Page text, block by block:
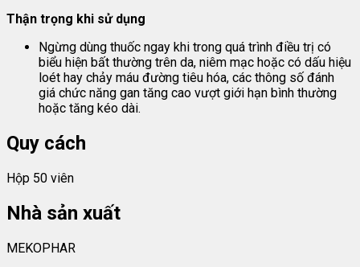
Thận trọng khi sử dụng
Ngừng dùng thuốc ngay khi trong quá trình điều trị có
biểu hiện bất thường trên da, niêm mạc hoặc có dấu hiệu
loét hay chảy máu đường tiêu hóa, các thông số đánh
giá chức năng gan tăng cao vượt giới hạn bình thường
hoặc tăng kéo dài.
Quy cách
Hộp 50 viên
Nhà sản xuất
MEKOPHAR